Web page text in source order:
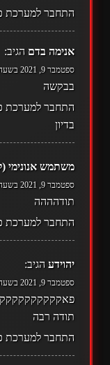
התחבר למערכת
אנימה בדם הגיב:
ספטמבר 9, 2021 בשעה 10:15 pm
בבקשה
התחבר למערכת
בדיון
משתמש אנונימי
ספטמבר 9, 2021 בשעה 10:25 pm
תודהההה
התחבר למערכת
יהוידע הגיב:
ספטמבר 9, 2021 בשעה 10:27 pm
פאקקקקקקקקקק
תודה רבה
התחבר למערכת